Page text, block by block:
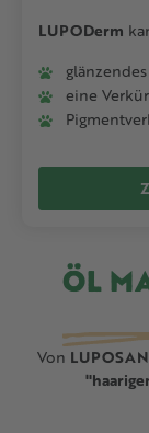
LUPODerm
eine
ÖL
Von LUPOSAN